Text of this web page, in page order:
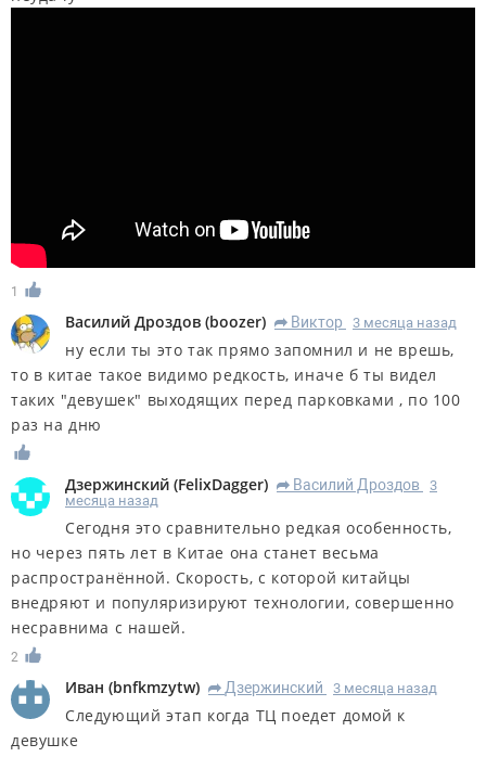
1
Василий Дроздов (boozer) R Виктор 3 месяца назад
ну если ты это так прямо запомнил и не врешь,
то в китае такое видимо редкость, иначе б ты видел
таких "девушек" выходящих перед парковками , по 100
раз на дню
Дзержинский (FelixDagger) R Василий Дроздов
3
месяца назад
Сегодня это сравнительно редкая особенность,
но через пять лет в Китае она станет весьма
распространённой. Скорость, с которой китайцы
внедряют и популяризируют технологии, совершенно
несравнима с нашей.
2
Иван (bnfkmzytw) R Дзержинский 3 месяца назад
Следующий этап когда ТЦ поедет домой к
девушке